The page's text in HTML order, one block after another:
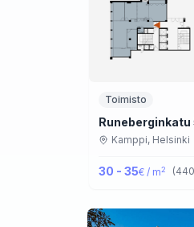
Toimisto
Runeberginkatu
Kamppi, Helsinki
30 - 35€ / m2 (